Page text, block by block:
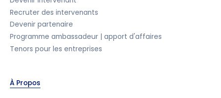
Recruter des intervenants
Devenir partenaire
Programme ambassadeur | apport d'affaires
Tenors pour les entreprises
À Propos